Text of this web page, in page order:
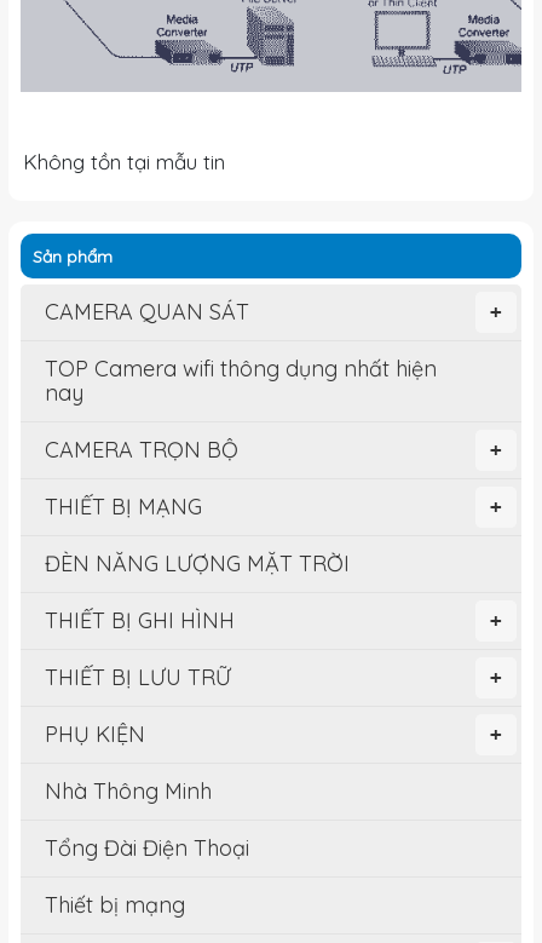
Không tồn tại mẫu tin
Sản phẩm
+
CAMERA QUAN SÁT
TOP Camera wifi thông dụng nhất hiện
nay
+
CAMERA TRỌN BỘ
+
THIẾT BỊ MẠNG
ĐÈN NĂNG LƯỢNG MẶT TRỜI
+
THIẾT BỊ GHI HÌNH
+
THIẾT BỊ LƯU TRỮ
+
PHỤ KIỆN
Nhà Thông Minh
Tổng Đài Điện Thoại
Thiết bị mạng